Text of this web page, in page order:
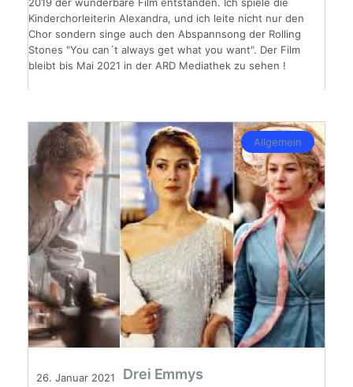
Kinderchorleiterin Alexandra, und ich leite nicht nur den
Chor sondern singe auch den Abspannsong der Rolling
Stones "You can´t always get what you want". Der Film
bleibt bis Mai 2021 in der ARD Mediathek zu sehen !
Allgemein
26. Januar 2021 Drei Emmys